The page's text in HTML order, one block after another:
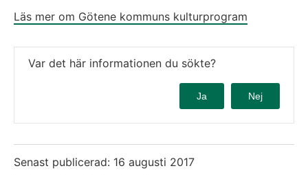
Läs mer om Götene kommuns kulturprogram
Var det här informationen du sökte?
Ja Nej
Senast publicerad: 16 augusti 2017